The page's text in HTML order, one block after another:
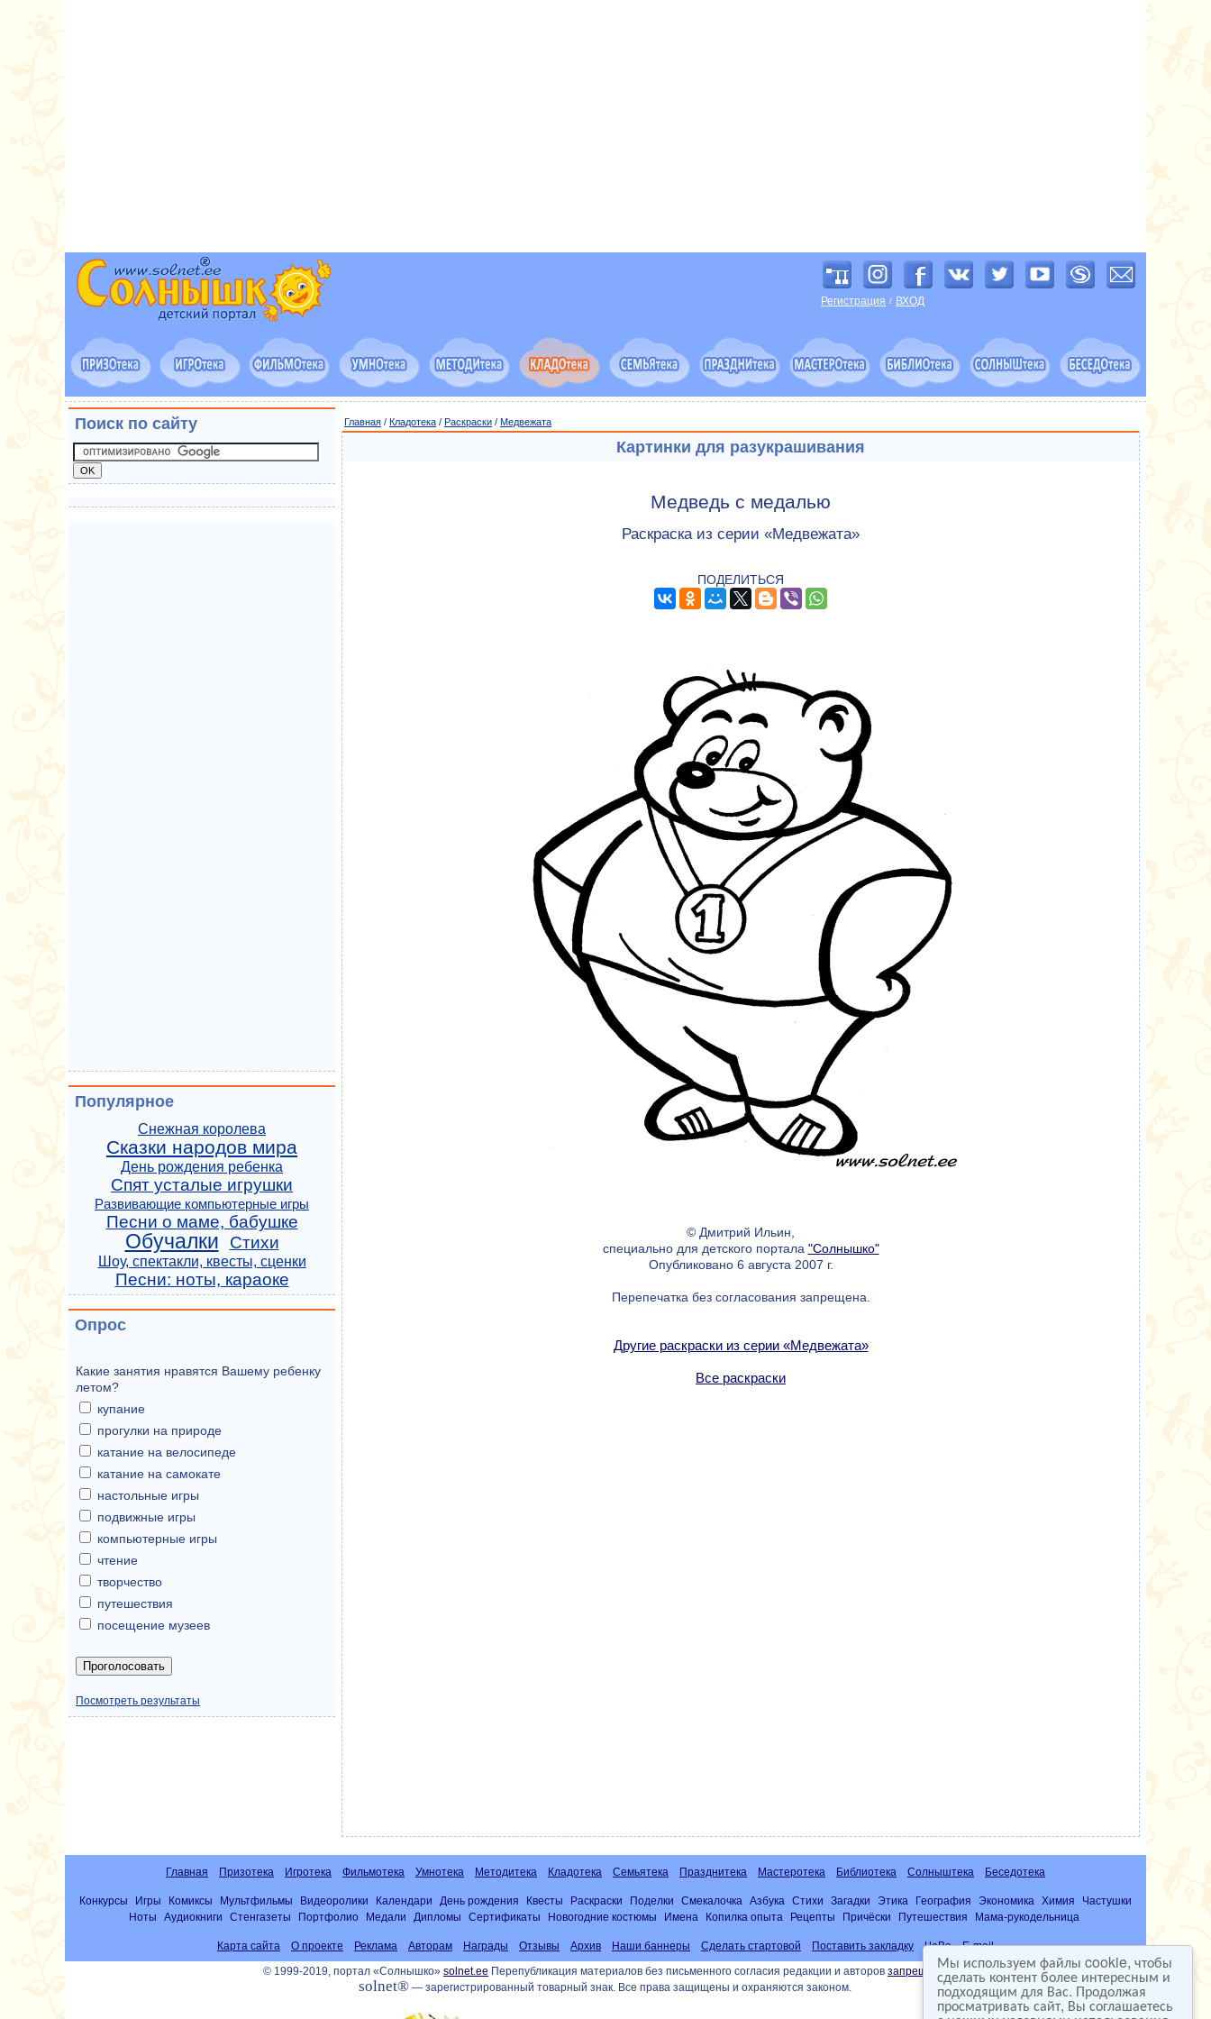
Мы используем файлы cookie, чтобы
сделать контент более интересным и
подходящим для Вас. Продолжая
просматривать сайт, Вы соглашаетесь
Регистрация / ВХОД
Главная / Кладотека / Раскраски / Медвежата
Картинки для разукрашивания
Медведь с медалью
Раскраска из серии «Медвежата»
ПОДЕЛИТЬСЯ
© Дмитрий Ильин,
специально для детского портала "Солнышко"
Опубликовано 6 августа 2007 г.
Перепечатка без согласования запрещена.
Другие раскраски из серии «Медвежата»
Все раскраски
Поиск по сайту
Популярное
Снежная королева
Сказки народов мира
День рождения ребенка
Спят усталые игрушки
Развивающие компьютерные игры
Песни о маме, бабушке
Обучалки Стихи
Шоу, спектакли, квесты, сценки
Песни: ноты, караоке
Опрос
Какие занятия нравятся Вашему ребенку
летом?
купание
прогулки на природе
катание на велосипеде
катание на самокате
настольные игры
подвижные игры
компьютерные игры
чтение
творчество
путешествия
посещение музеев
Посмотреть результаты
Главная Призотека Игротека Фильмотека Умнотека Методитека Кладотека Семьятека Празднитека Мастеротека Библиотека Солныштека Беседотека
Конкурсы Игры Комиксы Мультфильмы Видеоролики Календари День рождения Квесты Раскраски Поделки Смекалочка Азбука Стихи Загадки Этика География Экономика Химия
Частушки
Ноты
Аудиокниги Стенгазеты Портфолио Медали Дипломы Сертификаты Новогодние костюмы Имена Копилка опыта Рецепты Причёски Путешествия Мама-рукодельница
Карта сайта О проекте Реклама Авторам Награды Отзывы Архив Наши баннеры Сделать стартовой Поставить закладку ЧаВо
E-mail
© 1999-2019, портал «Солнышко» solnet.ee Перепубликация материалов без письменного согласия редакции и авторов запрещена
solnet®— зарегистрированный товарный знак. Все права защищены и охраняются законом.